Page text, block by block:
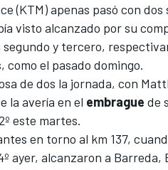
(KTM) apenas pasó con dos
visto alcanzado por su
segundo y tercero,
el pasado domingo.
de dos la jornada, con
la avería en el embrague de
este martes.
en torno al km 137,
ayer, alcanzaron a Barreda,